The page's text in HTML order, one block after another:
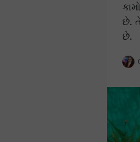
છે.
છે.